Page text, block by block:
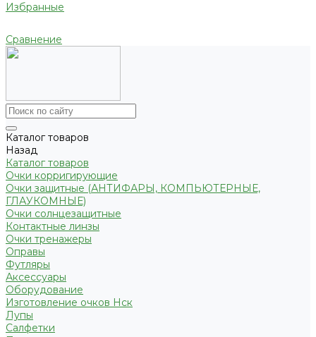
Избранные
Сравнение
Каталог товаров
Назад
Каталог товаров
Очки корригирующие
Очки защитные (АНТИФАРЫ, КОМПЬЮТЕРНЫЕ,
ГЛАУКОМНЫЕ)
Очки солнцезащитные
Контактные линзы
Очки тренажеры
Оправы
Футляры
Аксессуары
Оборудование
Изготовление очков Нск
Лупы
Салфетки